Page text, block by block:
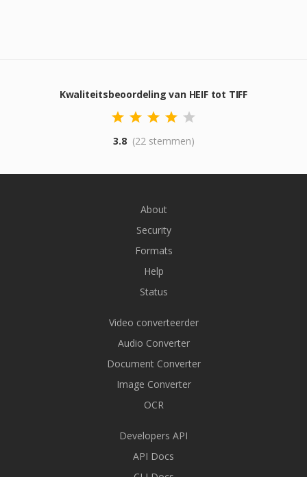
Kwaliteitsbeoordeling van HEIF tot TIFF
3.8 (22 stemmen)
About
Security
Formats
Help
Status
Video converteerder
Audio Converter
Document Converter
Image Converter
OCR
Developers API
API Docs